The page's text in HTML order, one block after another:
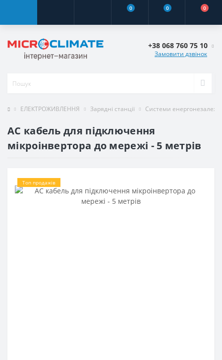
0 0 0
+38 068 760 75 10
Замовити дзвінок
ЕЛЕКТРОЖИВЛЕННЯ Зарядні станції Системи
AC кабель для підключення
мікроінвертора до мережі - 5 метрів
Топ продажів